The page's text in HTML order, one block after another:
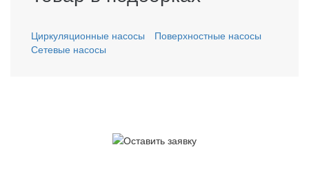
Циркуляционные насосы
Поверхностные насосы
Сетевые насосы